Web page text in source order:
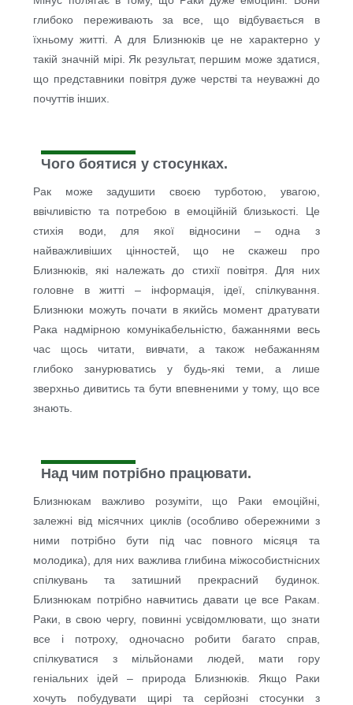
глибоко переживають за все, що відбувається в
їхньому житті. А для Близнюків це не характерно у
такій значній мірі. Як результат, першим може здатися,
що представники повітря дуже черстві та неуважні до
почуттів інших.
Чого боятися у стосунках.
Рак може задушити своєю турботою, увагою,
ввічливістю та потребою в емоційній близькості. Це
стихія води, для якої відносини – одна з
найважливіших цінностей, що не скажеш про
Близнюків, які належать до стихії повітря. Для них
головне в житті – інформація, ідеї, спілкування.
Близнюки можуть почати в якийсь момент дратувати
Рака надмірною комунікабельністю, бажаннями весь
час щось читати, вивчати, а також небажанням
глибоко занурюватись у будь-які теми, а лише
зверхньо дивитись та бути впевненими у тому, що все
знають.
Над чим потрібно працювати.
Близнюкам важливо розуміти, що Раки емоційні,
залежні від місячних циклів (особливо обережними з
ними потрібно бути під час повного місяця та
молодика), для них важлива глибина міжособистнісних
спілкувань та затишний прекрасний будинок.
Близнюкам потрібно навчитись давати це все Ракам.
Раки, в свою чергу, повинні усвідомлювати, що знати
все і потроху, одночасно робити багато справ,
спілкуватися з мільйонами людей, мати гору
геніальних ідей – природа Близнюків. Якщо Раки
хочуть побудувати щирі та серйозні стосунки з